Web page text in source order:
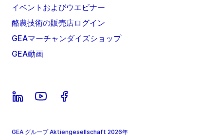
イベントおよびウエビナー
酪農技術の販売店ログイン
GEAマーチャンダイズショップ
GEA動画
GEA グループ Aktiengesellschaft 2026年